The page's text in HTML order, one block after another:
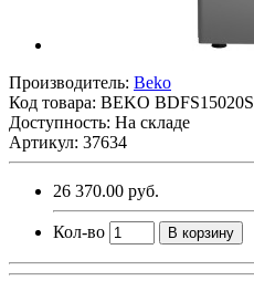
Производитель: Beko
Код товара: BEKO BDFS15020S
Доступность: На складе
Артикул: 37634
26 370.00 руб.
Кол-во В корзину